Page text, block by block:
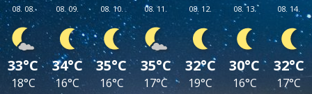
08. 08.
33°C
18°C
08. 09.
34°C
16°C
08. 10.
35°C
16°C
08. 11.
35°C
17°C
08. 12.
32°C
19°C
08. 13.
30°C
16°C
08. 14.
32°C
17°C